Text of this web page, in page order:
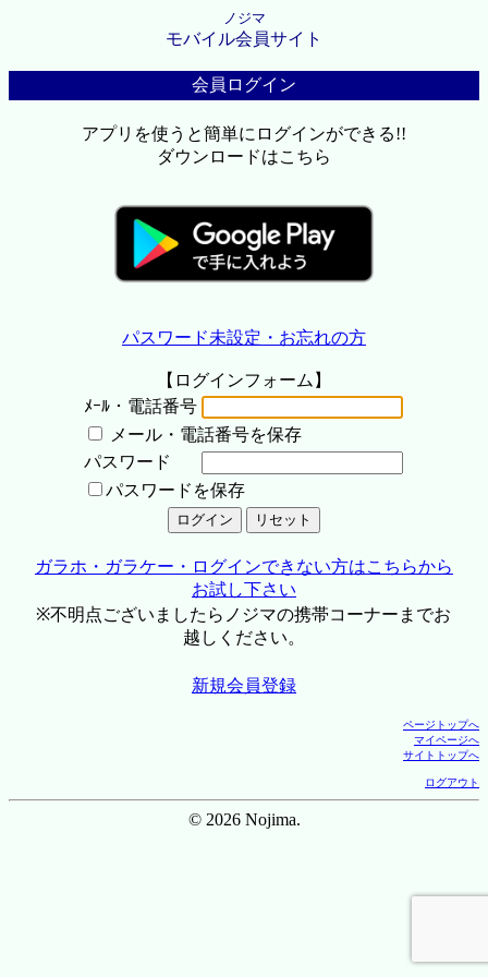
ノジマ
モバイル会員サイト
会員ログイン
アプリを使うと簡単にログインができる!!
ダウンロードはこちら
パスワード未設定・お忘れの方
【ログインフォーム】
ﾒｰﾙ・電話番号
メール・電話番号を保存
パスワード
パスワードを保存
ガラホ・ガラケー・ログインできない方はこちらから
お試し下さい
※不明点ございましたらノジマの携帯コーナーまでお
越しください。
新規会員登録
ページトップへ
マイページへ
サイトトップへ
ログアウト
© 2026 Nojima.